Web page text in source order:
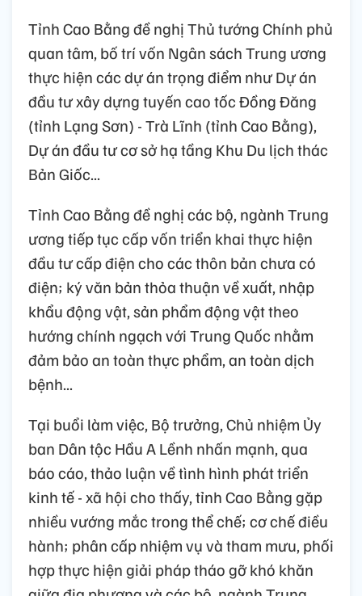
Tỉnh Cao Bằng đề nghị Thủ tướng Chính phủ
quan tâm, bố trí vốn Ngân sách Trung ương
thực hiện các dự án trọng điểm như Dự án
đầu tư xây dựng tuyến cao tốc Đồng Đăng
(tỉnh Lạng Sơn) - Trà Lĩnh (tỉnh Cao Bằng),
Dự án đầu tư cơ sở hạ tầng Khu Du lịch thác
Bản Giốc...
Tỉnh Cao Bằng đề nghị các bộ, ngành Trung
ương tiếp tục cấp vốn triển khai thực hiện
đầu tư cấp điện cho các thôn bản chưa có
điện; ký văn bản thỏa thuận về xuất, nhập
khẩu động vật, sản phẩm động vật theo
hướng chính ngạch với Trung Quốc nhằm
đảm bảo an toàn thực phẩm, an toàn dịch
bệnh...
Tại buổi làm việc, Bộ trưởng, Chủ nhiệm Ủy
ban Dân tộc Hầu A Lềnh nhấn mạnh, qua
báo cáo, thảo luận về tình hình phát triển
kinh tế - xã hội cho thấy, tỉnh Cao Bằng gặp
nhiều vướng mắc trong thể chế; cơ chế điều
hành; phân cấp nhiệm vụ và tham mưu, phối
hợp thực hiện giải pháp tháo gỡ khó khăn